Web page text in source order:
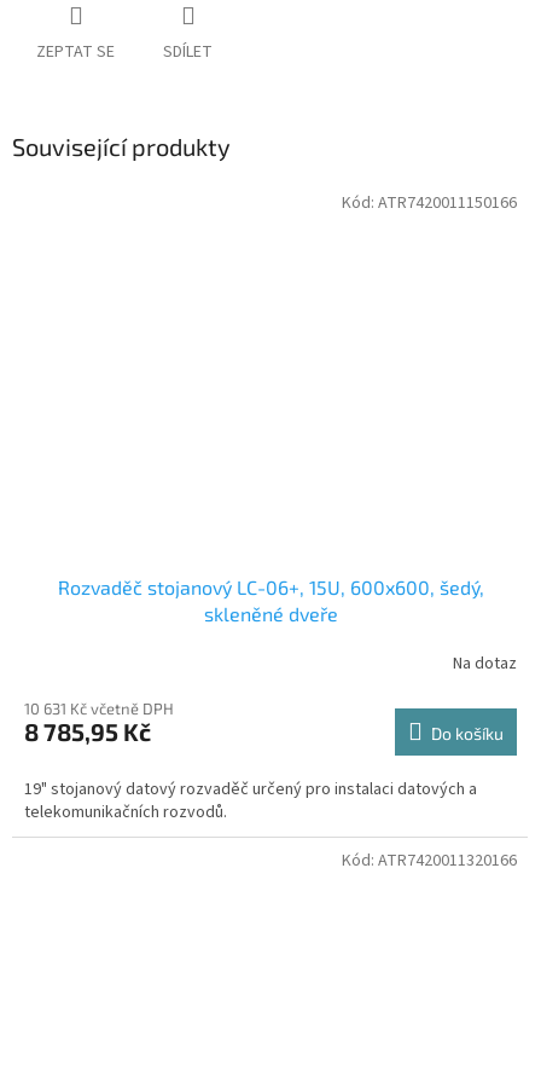
ZEPTAT SE SDÍLET
Související produkty
Rozvaděč stojanový LC-06+, 15U, 600x600, šedý,
skleněné dveře
Na dotaz
10 631 Kč včetně DPH
8 785,95 Kč Do košíku
19" stojanový datový rozvaděč určený pro instalaci datových a
telekomunikačních rozvodů.
Kód: ATR7420011150166
Kód: ATR7420011320166